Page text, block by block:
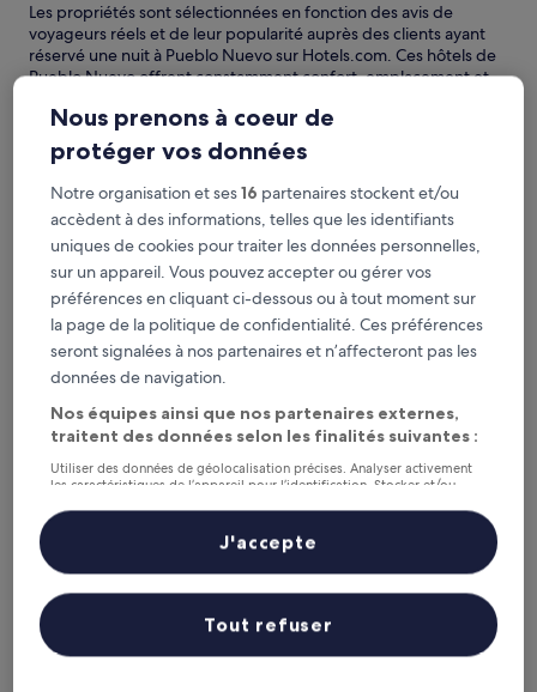
Les propriétés sont sélectionnées en fonction des avis de
voyageurs réels et de leur popularité auprès des clients ayant
réservé une nuit à Pueblo Nuevo sur Hotels.com. Ces hôtels de
Pueblo Nuevo offrent constamment confort, emplacement et
Masquer
Hostal Mexiquillo
Hostal Mexiquillo
Hébergement
Pueblo Nuevo
8.2
sur
10,
Très
bien,
(15 avis)
(15 avis)
Le
nouveau
de
43 €
taxes et frais compris
Hostal Mexiquillo
Nous prenons à coeur de
protéger vos données
Notre organisation et ses16 partenaires stockent et/ou
accèdent à des informations, telles que les identifiants
uniques de cookies pour traiter les données personnelles,
sur un appareil. Vous pouvez accepter ou gérer vos
préférences en cliquant ci-dessous ou à tout moment sur
la page de la politique de confidentialité. Ces préférences
seront signalées à nos partenaires et n’affecteront pas les
données de navigation.
Nos équipes ainsi que nos partenaires externes,
traitent des données selon les finalités suivantes :
Utiliser des données de géolocalisation précises. Analyser activement
les caractéristiques de l’appareil pour l’identification. Stocker et/ou
personnalisés, mesure de performance des publicités et du contenu,
études d’audience et développement de services.
Liste de nos partenaires (fournisseurs)
Tout refuser
J'accepte